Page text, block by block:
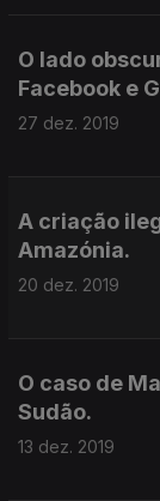
O lado
Facebook e
27 dez. 2019
A criação
Amazónia.
20 dez. 2019
O caso de
Sudão.
13 dez. 2019